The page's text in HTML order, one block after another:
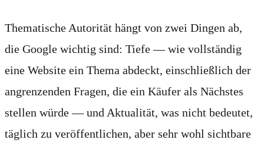
Thematische Autorität hängt von zwei Dingen ab,
die Google wichtig sind: Tiefe — wie vollständig
eine Website ein Thema abdeckt, einschließlich der
angrenzenden Fragen, die ein Käufer als Nächstes
stellen würde — und Aktualität, was nicht bedeutet,
täglich zu veröffentlichen, aber sehr wohl sichtbare